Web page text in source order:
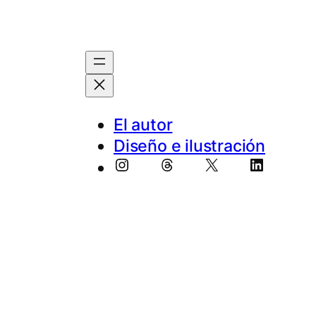
El au­tor
Diseño e ilustración
InstagramThreads
X LinkedIn